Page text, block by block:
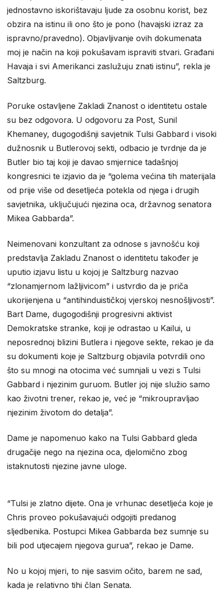
jednostavno iskorištavaju ljude za osobnu korist, bez
obzira na istinu ili ono što je pono (havajski izraz za
ispravno/pravedno). Objavljivanje ovih dokumenata
moj je način na koji pokušavam ispraviti stvari. Građani
Havaja i svi Amerikanci zaslužuju znati istinu”, rekla je
Saltzburg.
Poruke ostavljene Zakladi Znanost o identitetu ostale
su bez odgovora. U odgovoru za Post, Sunil
Khemaney, dugogodišnji savjetnik Tulsi Gabbard i visoki
dužnosnik u Butlerovoj sekti, odbacio je tvrdnje da je
Butler bio taj koji je davao smjernice tadašnjoj
kongresnici te izjavio da je “golema većina tih materijala
od prije više od desetljeća potekla od njega i drugih
savjetnika, uključujući njezina oca, državnog senatora
Mikea Gabbarda”.
Neimenovani konzultant za odnose s javnošću koji
predstavlja Zakladu Znanost o identitetu također je
uputio izjavu listu u kojoj je Saltzburg nazvao
“zlonamjernom lažljivicom” i ustvrdio da je priča
ukorijenjena u “antihinduističkoj vjerskoj nesnošljivosti”.
Bart Dame, dugogodišnji progresivni aktivist
Demokratske stranke, koji je odrastao u Kailui, u
neposrednoj blizini Butlera i njegove sekte, rekao je da
su dokumenti koje je Saltzburg objavila potvrdili ono
što su mnogi na otocima već sumnjali u vezi s Tulsi
Gabbard i njezinim guruom. Butler joj nije služio samo
kao životni trener, rekao je, već je “mikroupravljao
njezinim životom do detalja”.
Dame je napomenuo kako na Tulsi Gabbard gleda
drugačije nego na njezina oca, djelomično zbog
istaknutosti njezine javne uloge.
“Tulsi je zlatno dijete. Ona je vrhunac desetljeća koje je
Chris proveo pokušavajući odgojiti predanog
sljedbenika. Postupci Mikea Gabbarda bez sumnje su
bili pod utjecajem njegova gurua”, rekao je Dame.
No u kojoj mjeri, to nije sasvim očito, barem ne sad,
kada je relativno tihi član Senata.